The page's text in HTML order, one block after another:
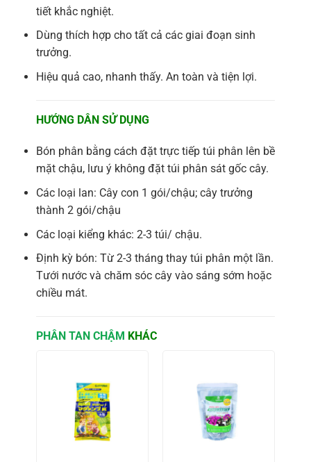
tiết khắc nghiệt.
Dùng thích hợp cho tất cả các giai đoạn sinh
trưởng.
Hiệu quả cao, nhanh thấy. An toàn và tiện lợi.
HƯỚNG DÂN SỬ DỤNG
Bón phân bằng cách đặt trực tiếp túi phân lên bề
mặt chậu, lưu ý không đặt túi phân sát gốc cây.
Các loại lan: Cây con 1 gói/chậu; cây trưởng
thành 2 gói/chậu
Các loại kiểng khác: 2-3 túi/ chậu.
Định kỳ bón: Từ 2-3 tháng thay túi phân một lần.
Tưới nước và chăm sóc cây vào sáng sớm hoặc
chiều mát.
PHÂN TAN CHẬM KHÁC